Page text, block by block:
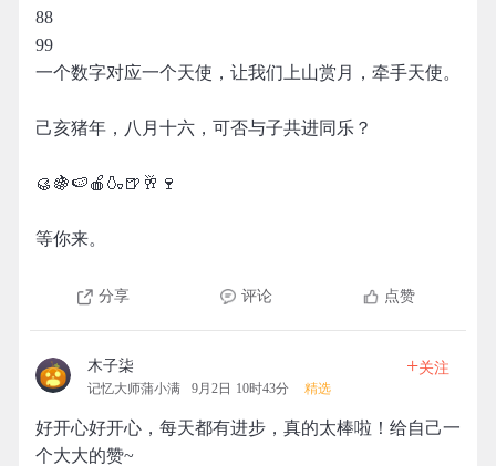
88
99
一个数字对应一个天使，让我们上山赏月，牵手天使。
己亥猪年，八月十六，可否与子共进同乐？
🥮🍇🍉🍎🍶🍺🥂🍷
等你来。
分享 评论 点赞
木子柒
记忆大师蒲小满 9月2日 10时43分 精选
+关注
好开心好开心，每天都有进步，真的太棒啦！给自己一
个大大的赞~